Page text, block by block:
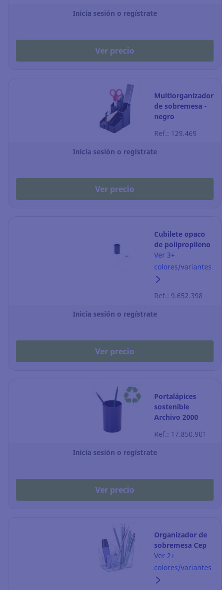
Inicia sesión o regístrate
Ver precio
Multiorganizador
de sobremesa -
negro
Ref.: 129.469
Inicia sesión o regístrate
Ver precio
Cubilete opaco
de polipropileno
Faibo - azul
Ver 3+
colores/variantes
Ref.: 9.652.398
Inicia sesión o regístrate
Ver precio
Portalápices
sostenible
Archivo 2000
Ref.: 17.850.901
Inicia sesión o regístrate
Ver precio
Organizador de
sobremesa Cep
Ellypse -
transparente
Ver 2+
colores/variantes